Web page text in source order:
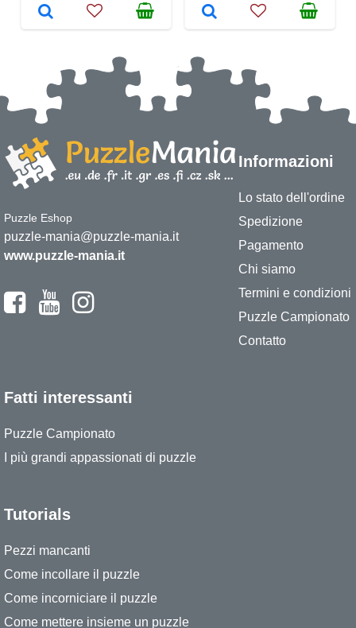
Puzzle Eshop
puzzle-mania@puzzle-mania.it
www.puzzle-mania.it
Informazioni
Lo stato dell'ordine
Spedizione
Pagamento
Chi siamo
Termini e condizioni
Puzzle Campionato
Contatto
Fatti interessanti
Puzzle Campionato
I più grandi appassionati di puzzle
Tutorials
Pezzi mancanti
Come incollare il puzzle
Come incorniciare il puzzle
Come mettere insieme un puzzle